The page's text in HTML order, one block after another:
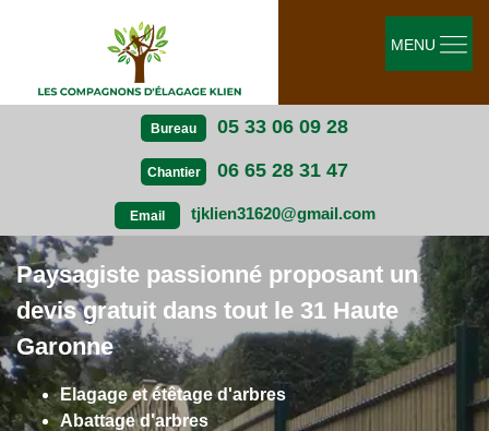
Bureau 05 33 06 09 28
Chantier 06 65 28 31 47
Email tjklien31620@gmail.com
MENU
Paysagiste passionné proposant un
devis gratuit dans tout le 31 Haute
Garonne
Elagage et étêtage d'arbres
Abattage d'arbres